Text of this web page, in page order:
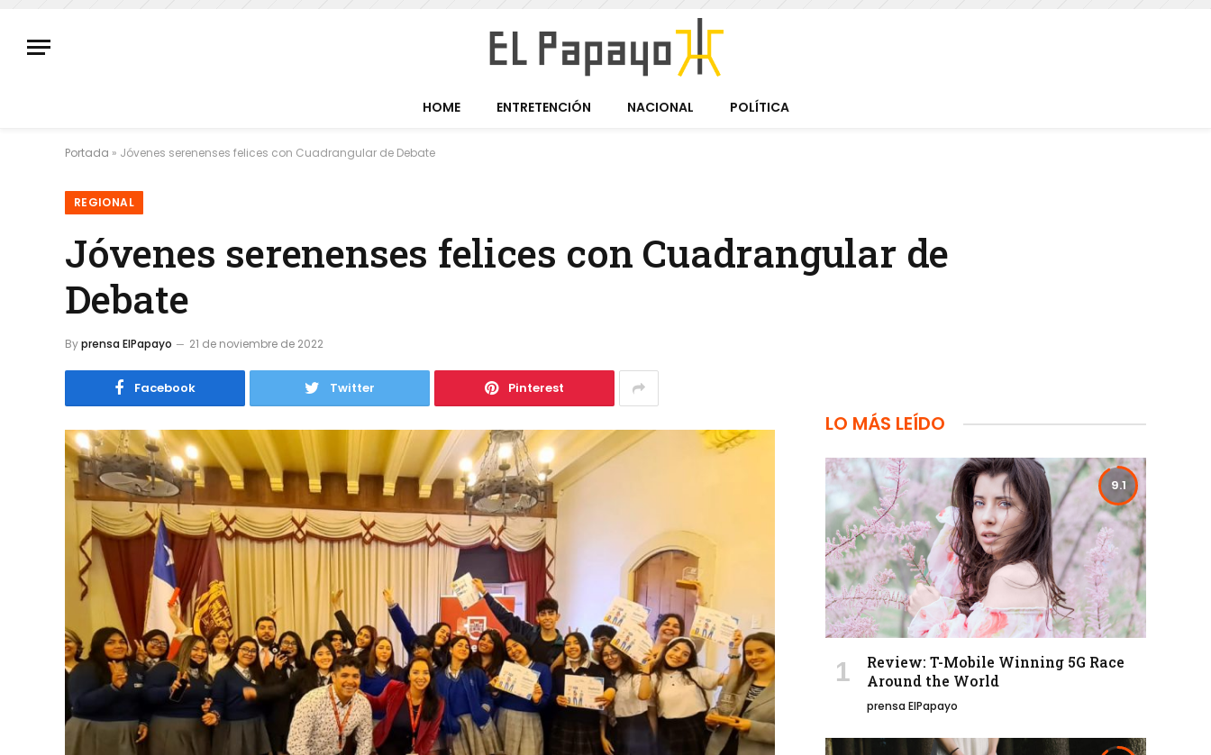
HOME ENTRETENCIÓN NACIONAL POLÍTICA
Portada » Jóvenes serenenses felices con Cuadrangular de Debate
REGIONAL
Jóvenes serenenses felices con Cuadrangular de
Debate
Byprensa ElPapayo 21 de noviembre de 2022
Facebook Twitter Pinterest
LO MÁS LEÍDO
9.1
Review: T-Mobile Winning 5G Race
Around the World
prensa ElPapayo